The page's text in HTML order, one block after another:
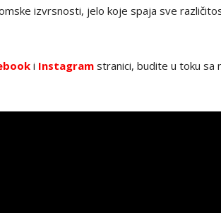
izvrsnosti, jelo koje spaja sve
i Instagram stranici, budite u toku sa